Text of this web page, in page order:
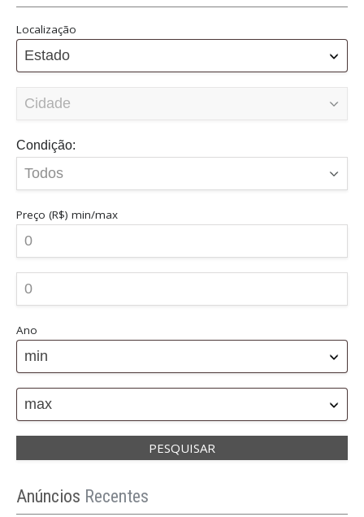
Localização
Estado
Condição:
Preço (R$) min/max
Ano
min
max
Anúncios Recentes